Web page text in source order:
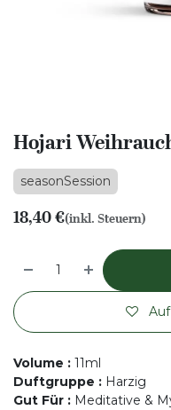
Hojari
seasonSession
18,40€(inkl. Steuern)
Volume : 11ml
Duftgruppe : Harzig
Gut Für : Meditative &